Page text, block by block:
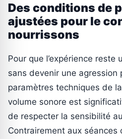
Des conditions de
ajustées pour le
nourrissons
Pour que l’expérience reste
sans devenir une agression
paramètres techniques de
volume sonore est
de respecter la sensibilité
Contrairement aux séances